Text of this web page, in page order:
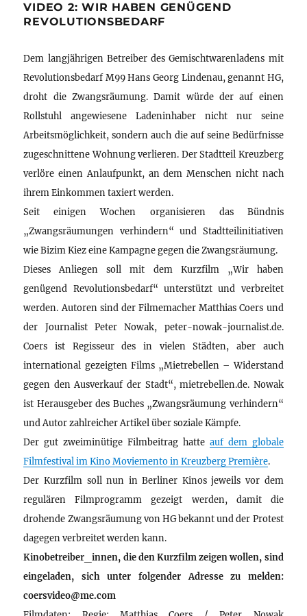
VIDEO 2: WIR HABEN GENÜGEND
REVOLUTIONSBEDARF
Dem langjährigen Betreiber des Gemischtwarenladens mit
Revolutionsbedarf M99 Hans Georg Lindenau, genannt HG,
droht die Zwangsräumung. Damit würde der auf einen
Rollstuhl angewiesene Ladeninhaber nicht nur seine
Arbeitsmöglichkeit, sondern auch die auf seine Bedürfnisse
zugeschnittene Wohnung verlieren. Der Stadtteil Kreuzberg
verlöre einen Anlaufpunkt, an dem Menschen nicht nach
ihrem Einkommen taxiert werden.
Seit einigen Wochen organisieren das Bündnis
„Zwangsräumungen verhindern“ und Stadtteilinitiativen
wie Bizim Kiez eine Kampagne gegen die Zwangsräumung.
Dieses Anliegen soll mit dem Kurzfilm „Wir haben
genügend Revolutionsbedarf“ unterstützt und verbreitet
werden. Autoren sind der Filmemacher Matthias Coers und
der Journalist Peter Nowak, peter-nowak-journalist.de.
Coers ist Regisseur des in vielen Städten, aber auch
international gezeigten Films „Mietrebellen – Widerstand
gegen den Ausverkauf der Stadt“, mietrebellen.de. Nowak
ist Herausgeber des Buches „Zwangsräumung verhindern“
und Autor zahlreicher Artikel über soziale Kämpfe.
Der gut zweiminütige Filmbeitrag hatte auf dem globale
Filmfestival im Kino Moviemento in Kreuzberg Première.
Der Kurzfilm soll nun in Berliner Kinos jeweils vor dem
regulären Filmprogramm gezeigt werden, damit die
drohende Zwangsräumung von HG bekannt und der Protest
dagegen verbreitet werden kann.
Kinobetreiber_innen, die den Kurzfilm zeigen wollen, sind
eingeladen, sich unter folgender Adresse zu melden:
coersvideo@me.com